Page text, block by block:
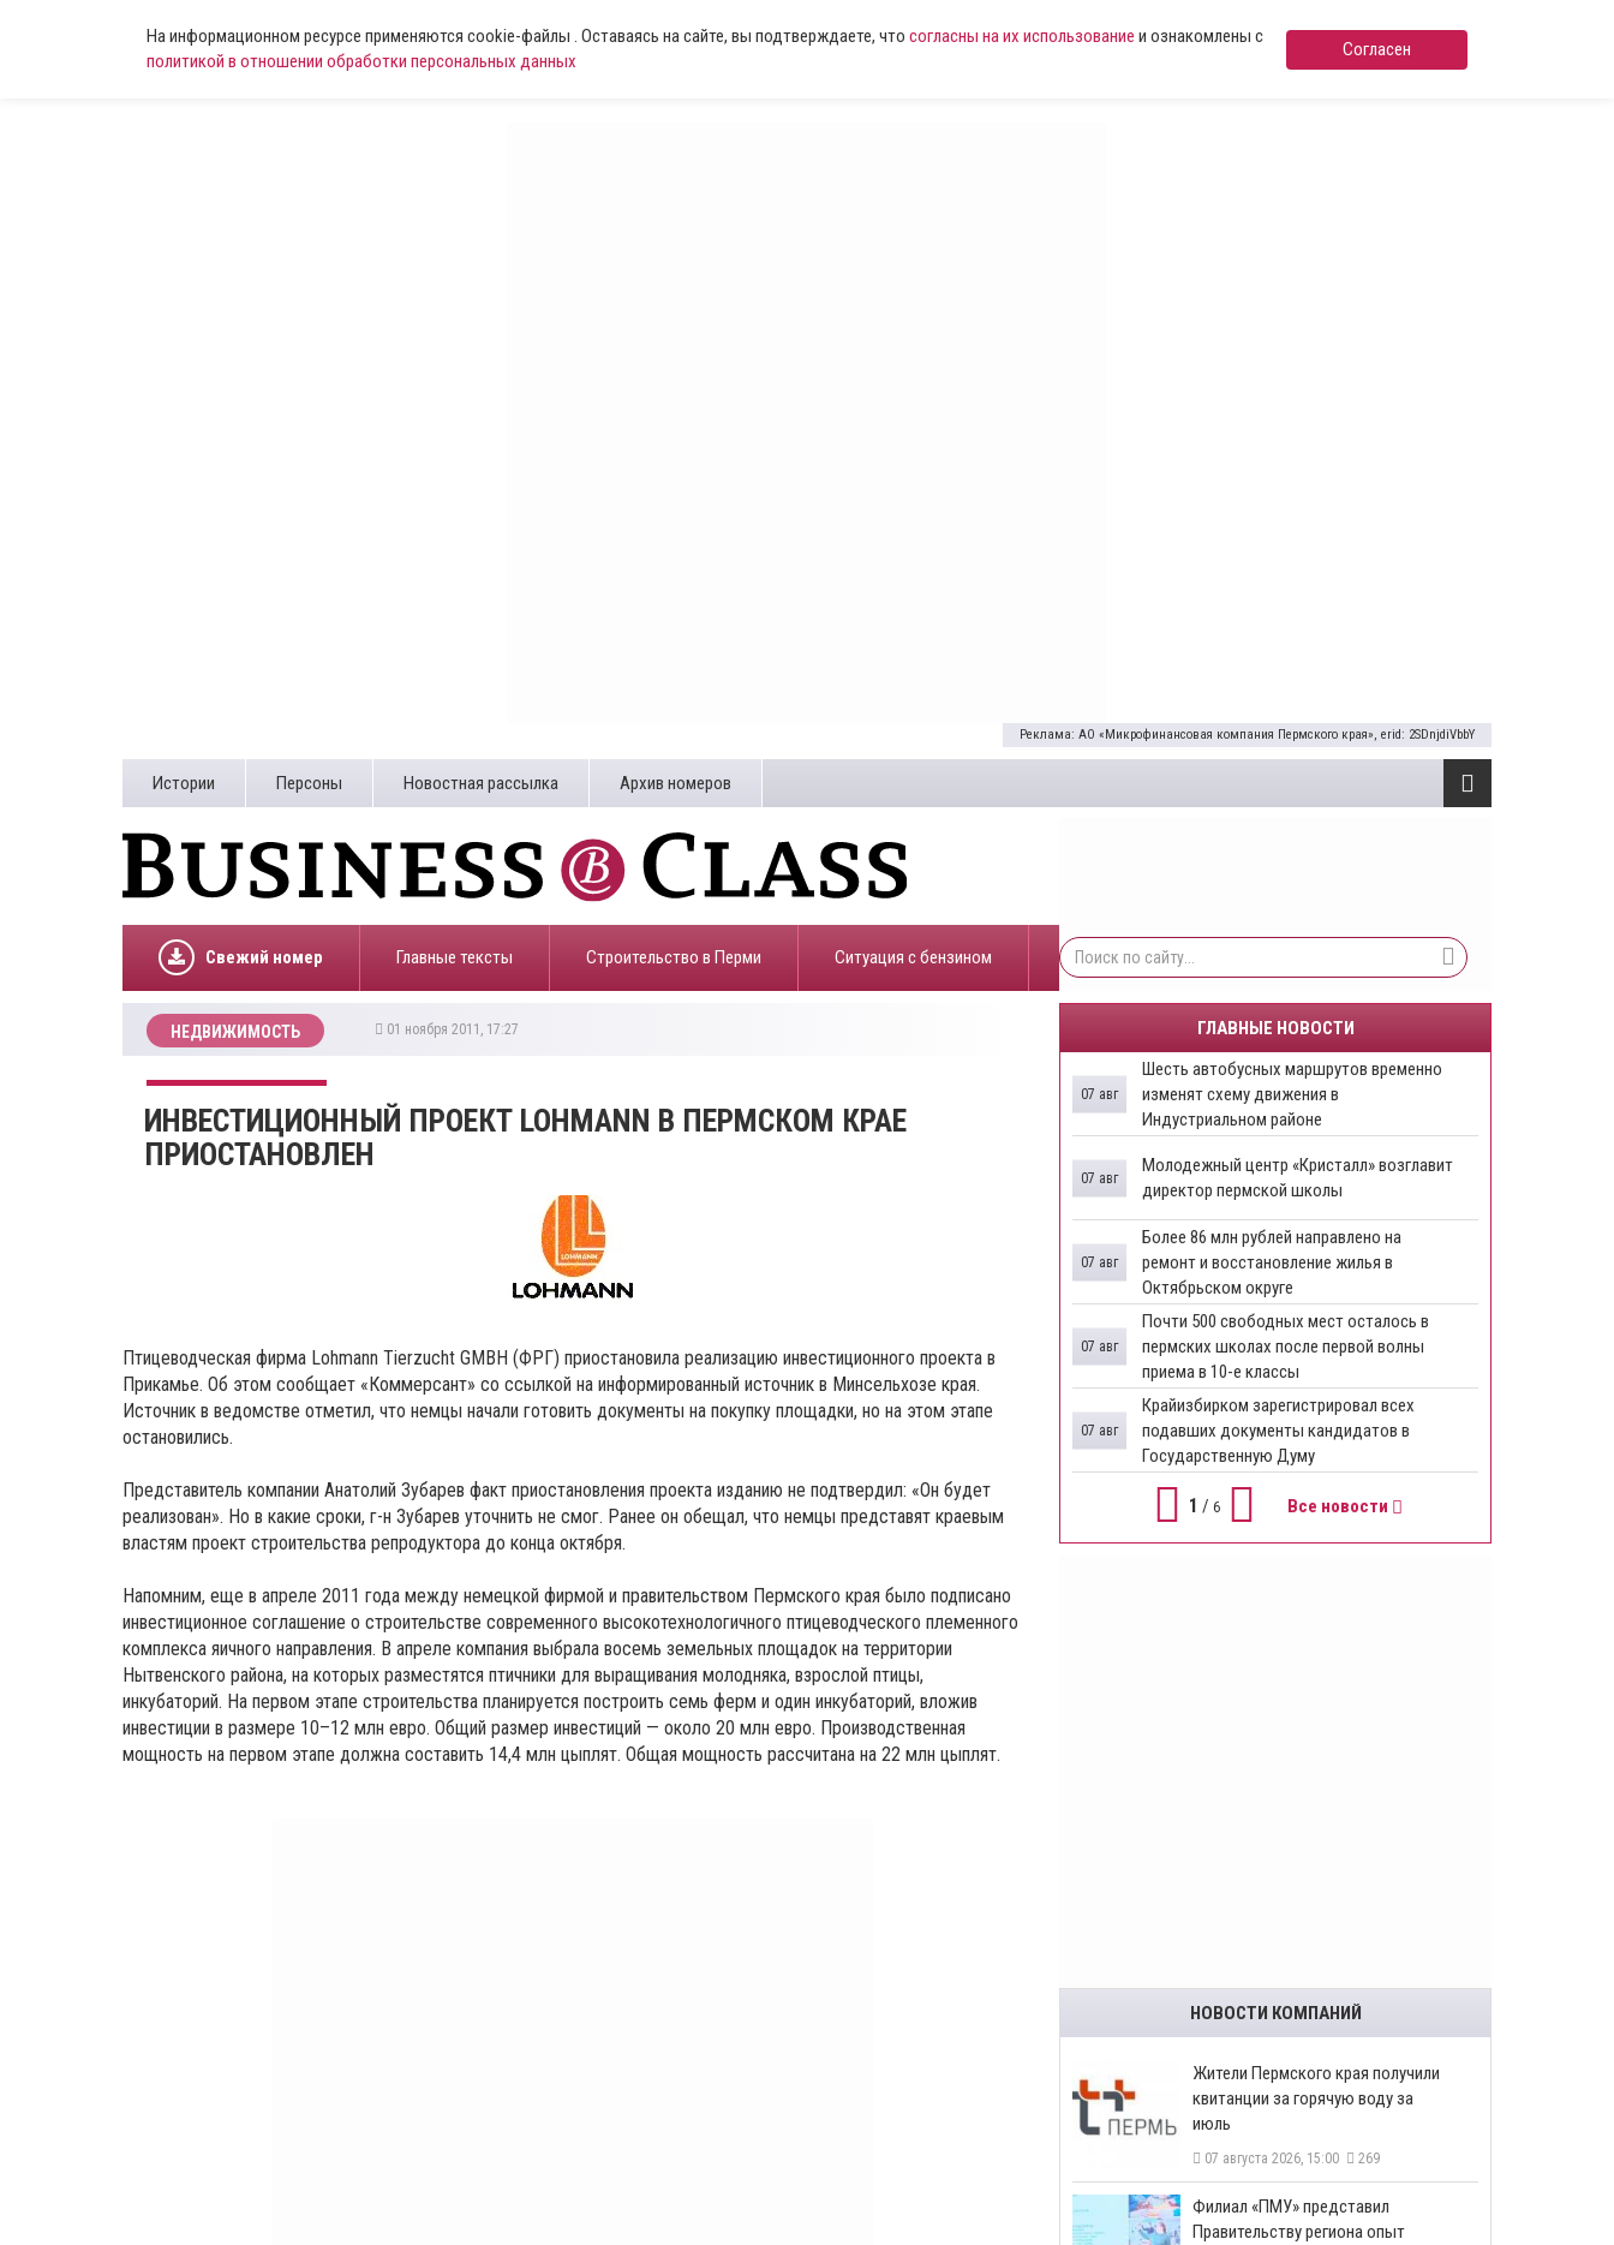
На информационном ресурсе применяются cookie-файлы . Оставаясь на сайте, вы подтверждаете, что согласны на их использование и ознакомлены с
политикой в отношении обработки персональных данных
Согласен
Реклама: АО «Микрофинансовая компания Пермского края», erid: 2SDnjdiVbbY
Истории Персоны Новостная рассылка Архив номеров
Свежий номер Главные тексты Строительство в Перми ​Ситуация с бензином
НЕДВИЖИМОСТЬ 01 ноября 2011, 17:27
ИНВЕСТИЦИОННЫЙ ПРОЕКТ LOHMANN В ПЕРМСКОМ КРАЕ
ПРИОСТАНОВЛЕН
Птицеводческая фирма Lohmann Tierzucht GMBH (ФРГ) приостановила реализацию инвестиционного проекта в
Прикамье. Об этом сообщает «Коммерсант» со ссылкой на информированный источник в Минсельхозе края.
Источник в ведомстве отметил, что немцы начали готовить документы на покупку площадки, но на этом этапе
остановились.
Представитель компании Анатолий Зубарев факт приостановления проекта изданию не подтвердил: «Он будет
реализован». Но в какие сроки, г-н Зубарев уточнить не смог. Ранее он обещал, что немцы представят краевым
властям проект строительства репродуктора до конца октября.
Напомним, еще в апреле 2011 года между немецкой фирмой и правительством Пермского края было подписано
инвестиционное соглашение о строительстве современного высокотехнологичного птицеводческого племенного
комплекса яичного направления. В апреле компания выбрала восемь земельных площадок на территории
Нытвенского района, на которых разместятся птичники для выращивания молодняка, взрослой птицы,
инкубаторий. На первом этапе строительства планируется построить семь ферм и один инкубаторий, вложив
инвестиции в размере 10–12 млн евро. Общий размер инвестиций — около 20 млн евро. Производственная
мощность на первом этапе должна составить 14,4 млн цыплят. Общая мощность рассчитана на 22 млн цыплят.
ГЛАВНЫЕ НОВОСТИ
Шесть автобусных маршрутов временно
изменят схему движения в
Индустриальном районе
07 авг
Молодежный центр «Кристалл» возглавит
директор пермской школы
07 авг
Более 86 млн рублей направлено на
ремонт и восстановление жилья в
Октябрьском округе
07 авг
Почти 500 свободных мест осталось в
пермских школах после первой волны
приема в 10-е классы
07 авг
Крайизбирком зарегистрировал всех
подавших документы кандидатов в
Государственную Думу
07 авг
1 / 6 Все новости
НОВОСТИ КОМПАНИЙ
​Жители Пермского края получили
квитанции за горячую воду за
июль
07 августа 2026, 15:00 269
​Филиал «ПМУ» представил
Правительству региона опыт